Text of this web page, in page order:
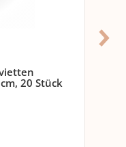
20 Stück